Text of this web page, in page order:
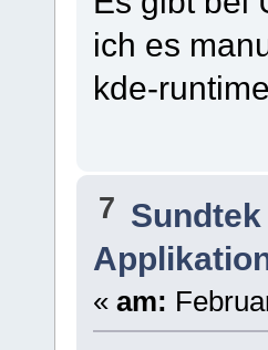
ich es
kde-
7
« am: